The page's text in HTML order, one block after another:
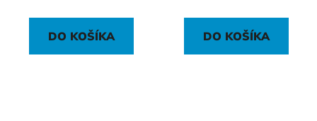
DO KOŠÍKA DO KOŠÍKA